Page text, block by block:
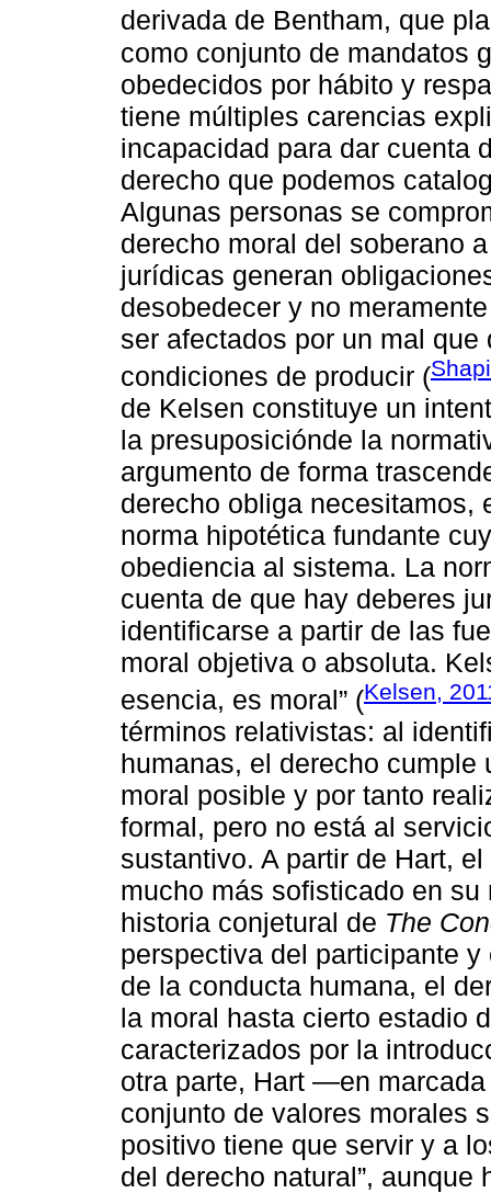
derivada de Bentham, que
como conjunto de mandatos
obedecidos por hábito y
tiene múltiples carencias
incapacidad para dar cuenta
derecho que podemos
Algunas personas se
derecho moral del soberano
jurídicas generan
desobedecer y no
ser afectados por un mal
condiciones de producir (
de Kelsen constituye un
la presuposiciónde la
argumento de forma
derecho obliga necesitamos,
norma hipotética fundante
obediencia al sistema. La
cuenta de que hay deberes
identificarse a partir de las
moral objetiva o absoluta.
esencia, es moral” (Kelsen,
términos relativistas: al
humanas, el derecho
moral posible y por tanto
formal, pero no está al
sustantivo. A partir de Hart,
mucho más sofisticado en
historia conjetural de The
perspectiva del participante
de la conducta humana, el
la moral hasta cierto estadio
caracterizados por la
otra parte, Hart ―en
conjunto de valores morales
positivo tiene que servir y a
del derecho natural”,